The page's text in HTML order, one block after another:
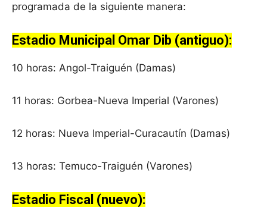
programada de la siguiente manera:
Estadio Municipal Omar Dib (antiguo):
10 horas: Angol-Traiguén (Damas)
11 horas: Gorbea-Nueva Imperial (Varones)
12 horas: Nueva Imperial-Curacautín (Damas)
13 horas: Temuco-Traiguén (Varones)
Estadio Fiscal (nuevo):